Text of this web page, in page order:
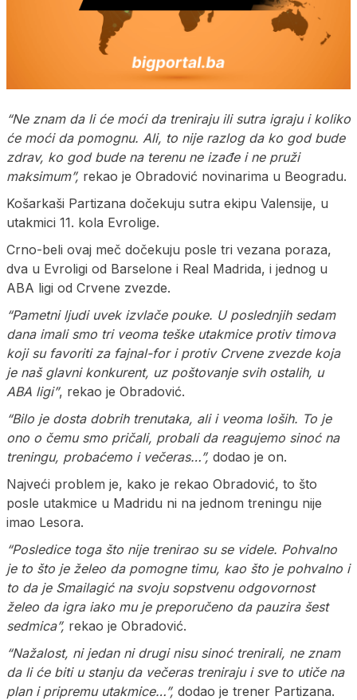
“Ne znam da li će moći da treniraju ili sutra igraju i koliko
će moći da pomognu. Ali, to nije razlog da ko god bude
zdrav, ko god bude na terenu ne izađe i ne pruži
maksimum”, rekao je Obradović novinarima u Beogradu.
Košarkaši Partizana dočekuju sutra ekipu Valensije, u
utakmici 11. kola Evrolige.
Crno-beli ovaj meč dočekuju posle tri vezana poraza,
dva u Evroligi od Barselone i Real Madrida, i jednog u
ABA ligi od Crvene zvezde.
“Pametni ljudi uvek izvlače pouke. U poslednjih sedam
dana imali smo tri veoma teške utakmice protiv timova
koji su favoriti za fajnal-for i protiv Crvene zvezde koja
je naš glavni konkurent, uz poštovanje svih ostalih, u
ABA ligi”, rekao je Obradović.
“Bilo je dosta dobrih trenutaka, ali i veoma loših. To je
ono o čemu smo pričali, probali da reagujemo sinoć na
treningu, probaćemo i večeras…”, dodao je on.
Najveći problem je, kako je rekao Obradović, to što
posle utakmice u Madridu ni na jednom treningu nije
imao Lesora.
“Posledice toga što nije trenirao su se videle. Pohvalno
je to što je želeo da pomogne timu, kao što je pohvalno i
to da je Smailagić na svoju sopstvenu odgovornost
želeo da igra iako mu je preporučeno da pauzira šest
sedmica”, rekao je Obradović.
“Nažalost, ni jedan ni drugi nisu sinoć trenirali, ne znam
da li će biti u stanju da večeras treniraju i sve to utiče na
plan i pripremu utakmice…”, dodao je trener Partizana.